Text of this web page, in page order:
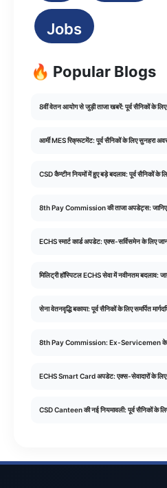
Jobs
🔥 Popular Blogs
8वीं वेतन आयोग से जुड़ी ताजा खबरें: पूर्व सैनिकों के लिए
आर्मी MES रिक्रूटमेंट: पूर्व सैनिकों के लिए सुनहरा
CSD कैन्टीन नियमों में हुए बड़े बदलाव: पूर्व सैनिकों के
8th Pay Commission की ताजा अपडेट्स:
ECHS स्मार्ट कार्ड अपडेट: एक्स-सर्विसमेन के लिए
मिलिट्री हॉस्पिटल ECHS सेवा में नवीनतम बदलाव:
सेना वेतनवृद्धि बकाया: पूर्व सैनिकों के लिए समर्पित
8th Pay Commission: Ex-Servicemen के
ECHS Smart Card अपडेट: एक्स-सेवादारों के लिए
CSD Canteen की नई नियमावली: पूर्व सैनिकों के